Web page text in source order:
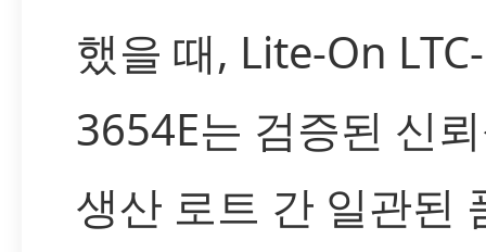
했을 때, Lite-On LTC-
3654E는 검증된 신
생산 로트 간 일관된